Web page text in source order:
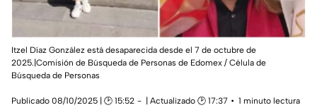
Itzel Díaz González está desaparecida desde el 7 de octubre de
2025.|Comisión de Búsqueda de Personas de Edomex / Célula de
Búsqueda de Personas
Publicado 08/10/2025 | 🕑 15:52 | Actualizado 🕑 17:37
1 minuto lectura